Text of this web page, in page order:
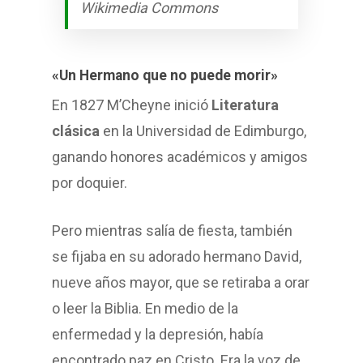
Wikimedia Commons
«Un Hermano que no puede morir»
En 1827 M’Cheyne inició Literatura
clásica en la Universidad de Edimburgo,
ganando honores académicos y amigos
por doquier.
Pero mientras salía de fiesta, también
se fijaba en su adorado hermano David,
nueve años mayor, que se retiraba a orar
o leer la Biblia. En medio de la
enfermedad y la depresión, había